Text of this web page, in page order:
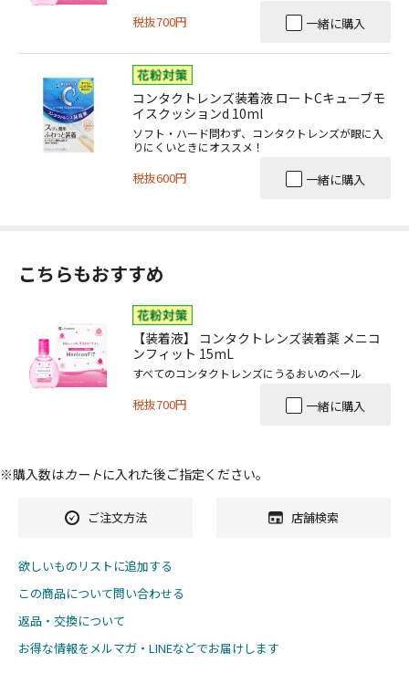
税抜700円 一緒に購入
コンタクトレンズ装着液 ロートCキューブモ
イスクッションd 10ml
ソフト・ハード問わず、コンタクトレンズが眼に入
りにくいときにオススメ！
税抜600円 一緒に購入
こちらもおすすめ
【装着液】 コンタクトレンズ装着薬 メニコ
ンフィット 15mL
すべてのコンタクトレンズにうるおいのベール
税抜700円 一緒に購入
※購入数はカートに入れた後ご指定ください。
ご注文方法 店舗検索
欲しいものリストに追加する
この商品について問い合わせる
返品・交換について
お得な情報をメルマガ・LINEなどでお届けします